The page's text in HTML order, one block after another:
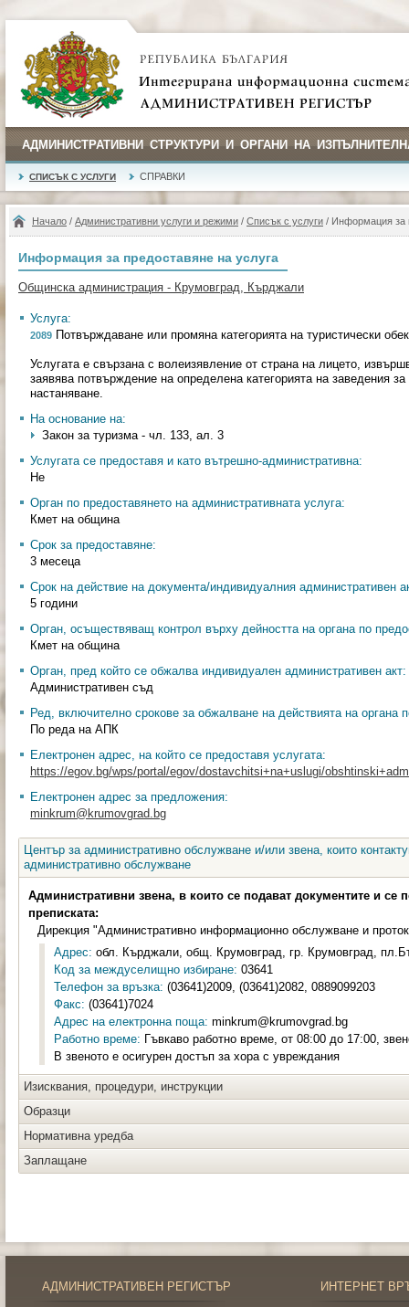
АДМИНИСТРАТИВНИ СТРУКТУРИ И ОРГАНИ НА
СПИСЪК С УСЛУГИ СПРАВКИ
Начало / Административни услуги и режими / Списък с услуги / Информация за
Информация за предоставяне на услуга
Общинска администрация - Крумовград, Кърджали
Услуга:
2089 Потвърждаване или промяна категорията на туристически
Услугата е свързана с волеизявление от страна на лицето,
заявява потвърждение на определена категорията на заведения
настаняване.
На основание на:
Закон за туризма - чл. 133, ал. 3
Услугата се предоставя и като вътрешно-административна:
Не
Орган по предоставянето на административната услуга:
Кмет на община
Срок за предоставяне:
3 месеца
Срок на действие на документа/индивидуалния административен
5 години
Орган, осъществяващ контрол върху дейността на органа по
Кмет на община
Орган, пред който се обжалва индивидуален административен акт:
Административен съд
Ред, включително срокове за обжалване на действията на органа
По реда на АПК
Електронен адрес, на който се предоставя услугата:
https://egov.bg/wps/portal/egov/dostavchitsi+na+uslugi/
Електронен адрес за предложения:
minkrum@krumovgrad.bg
Център за административно обслужване и/или звена, които
административно обслужване
Административни звена, в които се подават документите и се
преписката:
Дирекция "Административно информационно обслужване и
Адрес: обл. Кърджали, общ. Крумовград, гр. Крумовград,
Код за междуселищно избиране: 03641
Телефон за връзка: (03641)2009, (03641)2082, 0889099203
Факс: (03641)7024
Адрес на електронна поща: minkrum@krumovgrad.bg
Работно време: Гъвкаво работно време, от 08:00 до 17:00,
В звеното е осигурен достъп за хора с увреждания
Изисквания, процедури, инструкции
Образци
Нормативна уредба
Заплащане
АДМИНИСТРАТИВЕН РЕГИСТЪР ИНТЕРНЕТ